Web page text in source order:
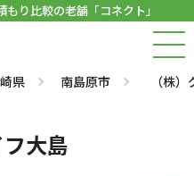
り比較の老舗「コネクト」
県 南島原市 （株
フ大島